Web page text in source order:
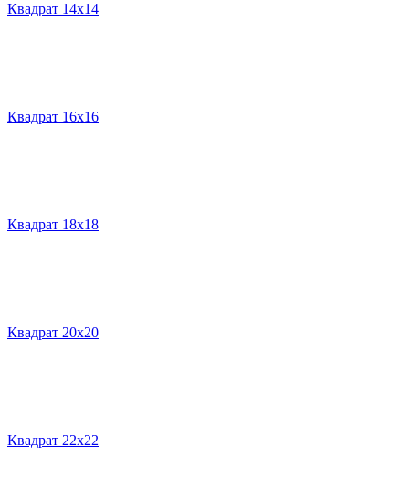
Квадрат 14х14
Квадрат 16х16
Квадрат 18х18
Квадрат 20х20
Квадрат 22х22